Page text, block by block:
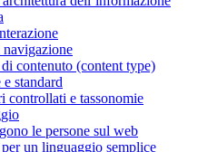
contenuto (content type)
standard
controllati e tassonomie
le persone sul web
un linguaggio semplice